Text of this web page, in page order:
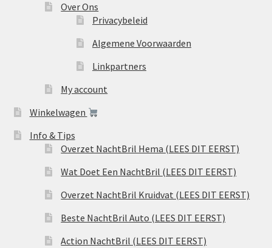
Over Ons
Privacybeleid
Algemene Voorwaarden
Linkpartners
My account
Winkelwagen
Info & Tips
Overzet NachtBril Hema (LEES DIT EERST)
Wat Doet Een NachtBril (LEES DIT EERST)
Overzet NachtBril Kruidvat (LEES DIT EERST)
Beste NachtBril Auto (LEES DIT EERST)
Action NachtBril (LEES DIT EERST)